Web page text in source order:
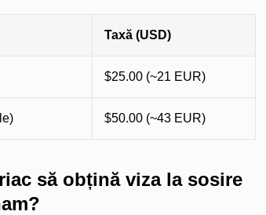
Taxă (USD)
$25.00 (~21 EUR)
$50.00 (~43 EUR)
să obțină viza la sosire